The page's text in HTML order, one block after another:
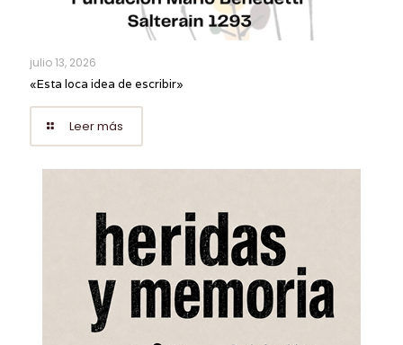
julio 13, 2026
«Esta loca idea de escribir»
Leer más